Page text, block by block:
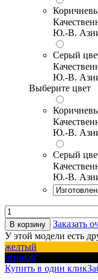
Ю.-В.
Серый
Ю.-В.
Выберите цвет
Ю.-В.
Серый
Ю.-В.
В корзину
Заказать
У этой модели есть
желтый
черный
Купить в один клик